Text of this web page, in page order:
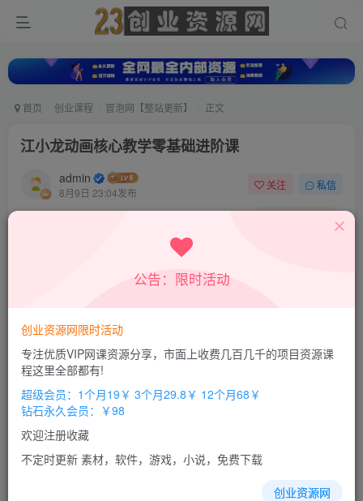
首页 创业课程 冒泡网【整站更新】 正文
江小龙动画核心教学零基础进阶课
admin
8月9日 23:04发布
关注 私信
0 7 0
此内容为付费资源，请付费后查看
9.8
超级会员 免费 钻石会员 免费
您当前未登录！建议登陆后购买，办理会员包月更省钱，可保存购
公告：限时活动
创业资源网限时活动
专注优质VIP网课资源分享，市面上收费几百几千的项目资源课
程这里全部都有!
超级会员：1个月19￥ 3个月29.8￥ 12个月68￥
钻石永久会员：￥98
欢迎注册收藏
不定时更新 素材，软件，游戏，小说，免费下载
创业资源网